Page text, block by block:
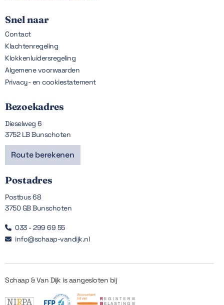
Snel naar
Contact
Klachtenregeling
Klokkenluidersregeling
Algemene voorwaarden
Privacy- en cookiestatement
Bezoekadres
Dieselweg 6
3752 LB Bunschoten
Route berekenen
Postadres
Postbus 68
3750 GB Bunschoten
 033 - 299 69 55
 info@schaap-vandijk.nl
Schaap & Van Dijk is aangesloten bij